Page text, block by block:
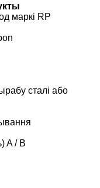
маркі RP
сталі або
A / B